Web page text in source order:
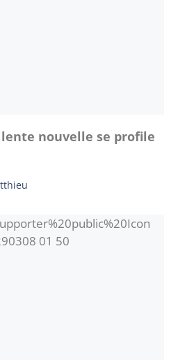
nouvelle se profile